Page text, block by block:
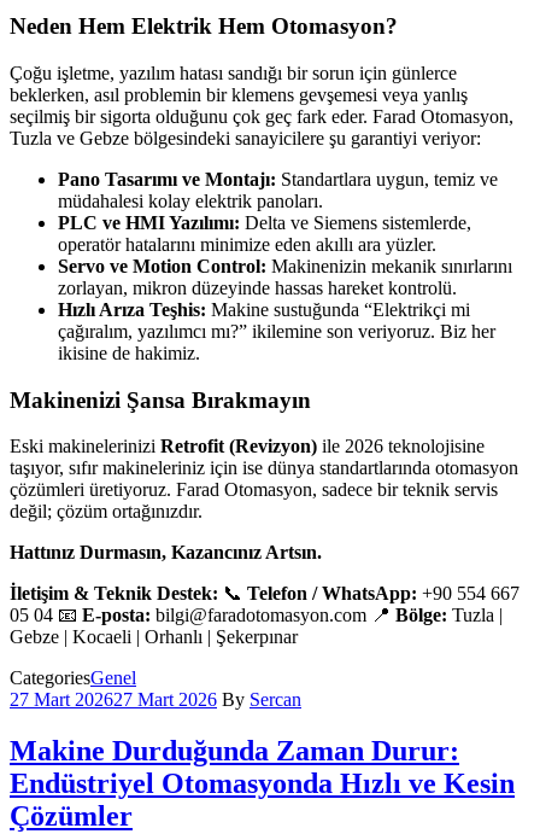
Neden Hem Elektrik Hem Otomasyon?
Çoğu işletme, yazılım hatası sandığı bir sorun için günlerce
beklerken, asıl problemin bir klemens gevşemesi veya yanlış
seçilmiş bir sigorta olduğunu çok geç fark eder. Farad Otomasyon,
Tuzla ve Gebze bölgesindeki sanayicilere şu garantiyi veriyor:
Pano Tasarımı ve Montajı: Standartlara uygun, temiz ve
müdahalesi kolay elektrik panoları.
PLC ve HMI Yazılımı: Delta ve Siemens sistemlerde,
operatör hatalarını minimize eden akıllı ara yüzler.
Servo ve Motion Control: Makinenizin mekanik sınırlarını
zorlayan, mikron düzeyinde hassas hareket kontrolü.
Hızlı Arıza Teşhis: Makine sustuğunda “Elektrikçi mi
çağıralım, yazılımcı mı?” ikilemine son veriyoruz. Biz her
ikisine de hakimiz.
Makinenizi Şansa Bırakmayın
Eski makinelerinizi Retrofit (Revizyon) ile 2026 teknolojisine
taşıyor, sıfır makineleriniz için ise dünya standartlarında otomasyon
çözümleri üretiyoruz. Farad Otomasyon, sadece bir teknik servis
değil; çözüm ortağınızdır.
Hattınız Durmasın, Kazancınız Artsın.
İletişim & Teknik Destek: 📞 Telefon / WhatsApp: +90 554 667
05 04 📧 E-posta: bilgi@faradotomasyon.com 📍 Bölge: Tuzla |
Gebze | Kocaeli | Orhanlı | Şekerpınar
CategoriesGenel
27 Mart 202627 Mart 2026 By Sercan
Makine Durduğunda Zaman Durur:
Endüstriyel Otomasyonda Hızlı ve Kesin
Çözümler